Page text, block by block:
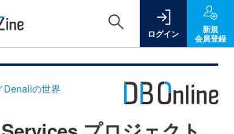
ログイン
新規
会員登録
Denaliの世界